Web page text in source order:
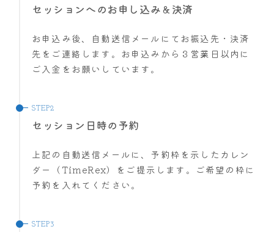
セッションへのお申し込み＆決済
お申込み後、自動送信メールにてお振込先・決済
先をご連絡します。お申込みから３営業日以内に
ご入金をお願いしています。
セッション日時の予約
上記の自動送信メールに、予約枠を示したカレン
ダー（TimeRex）をご提示します。ご希望の枠に
予約を入れてください。